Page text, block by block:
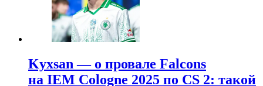
Kyxsan — о провале Falcons
на IEM Cologne 2025 по CS 2: такой